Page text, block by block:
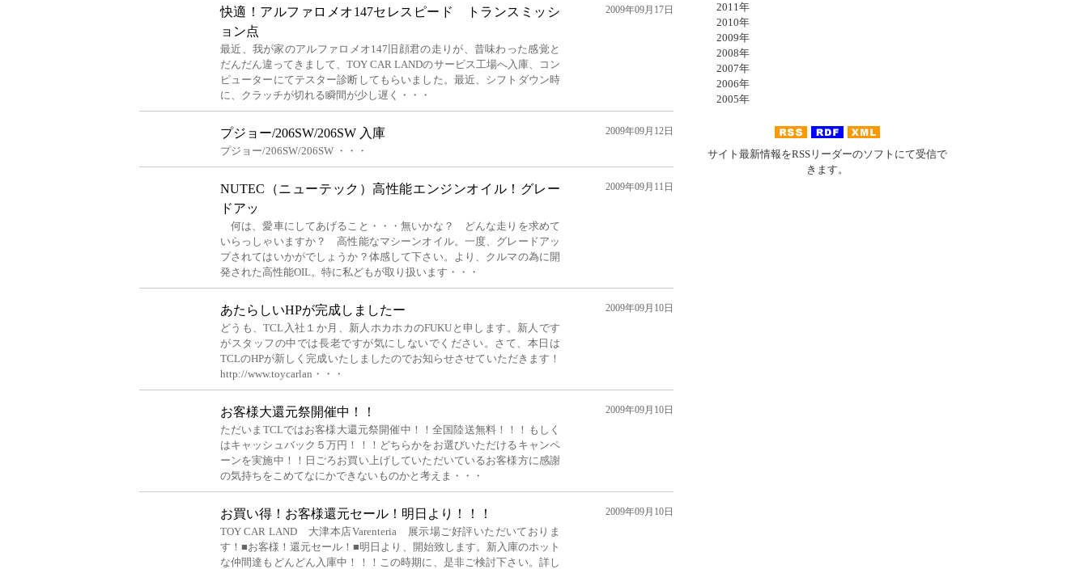
快適！アルファロメオ147セレスピード トランスミッシ
ョン点
最近、我が家のアルファロメオ147旧顔君の走りが、昔味わった感覚と
だんだん違ってきまして、TOY CAR LANDのサービス工場へ入庫、コン
ピューターにてテスター診断してもらいました。最近、シフトダウン時
に、クラッチが切れる瞬間が少し遅く・・・
2009年09月17日
プジョー/206SW/206SW 入庫
プジョー/206SW/206SW ・・・
2009年09月12日
NUTEC（ニューテック）高性能エンジンオイル！グレー
ドアッ
何は、愛車にしてあげること・・・無いかな？ どんな走りを求めて
いらっしゃいますか？ 高性能なマシーンオイル。一度、グレードアッ
プされてはいかがでしょうか？体感して下さい。より、クルマの為に開
発された高性能OIL。特に私どもが取り扱います・・・
2009年09月11日
あたらしいHPが完成しましたー
どうも、TCL入社１か月、新人ホカホカのFUKUと申します。新人です
がスタッフの中では長老ですが気にしないでください。さて、本日は
TCLのHPが新しく完成いたしましたのでお知らせさせていただきます！
http://www.toycarlan・・・
2009年09月10日
お客様大還元祭開催中！！
ただいまTCLではお客様大還元祭開催中！！全国陸送無料！！！もしく
はキャッシュバック５万円！！！どちらかをお選びいただけるキャンペ
ーンを実施中！！日ごろお買い上げしていただいているお客様方に感謝
の気持ちをこめてなにかできないものかと考えま・・・
2009年09月10日
お買い得！お客様還元セール！明日より！！！
TOY CAR LAND 大津本店Varenteria 展示場ご好評いただいておりま
す！■お客様！還元セール！■明日より、開始致します。新入庫のホット
な仲間達もどんどん入庫中！！！この時期に、是非ご検討下さい。詳し
2009年09月10日
2011年
2010年
2009年
2008年
2007年
2006年
2005年
サイト最新情報をRSSリーダーのソフトにて受信で
きます。